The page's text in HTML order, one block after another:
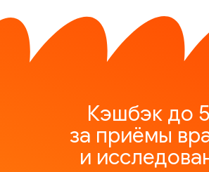
Кэшбэк до
за приёмы
и